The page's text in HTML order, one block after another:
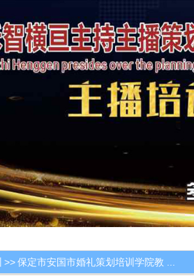
>>保定市安国市婚礼策划培训学院教 ...